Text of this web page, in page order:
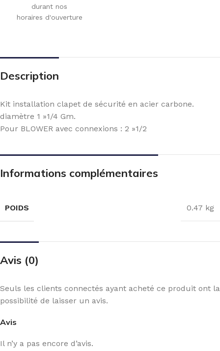
durant nos
horaires d'ouverture
Description
Kit installation clapet de sécurité en acier carbone.
diamètre 1 »1/4 Gm.
Pour BLOWER avec connexions : 2 »1/2
Informations complémentaires
POIDS 0.47 kg
Avis (0)
Avis
Il n’y a pas encore d’avis.
Seuls les clients connectés ayant acheté ce produit ont la
possibilité de laisser un avis.